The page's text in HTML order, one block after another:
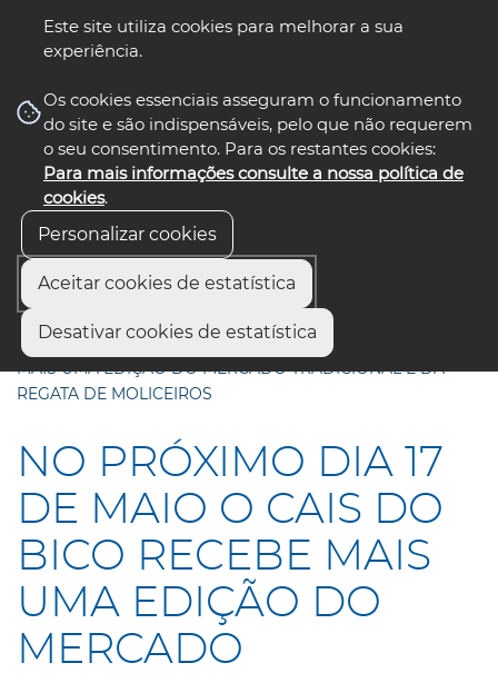
Este site utiliza cookies para melhorar a sua
experiência.
Os cookies essenciais asseguram o funcionamento
do site e são indispensáveis, pelo que não requerem
o seu consentimento. Para os restantes cookies:
Para mais informações consulte a nossa política de
cookies.
Personalizar cookies
Aceitar cookies de estatística
Desativar cookies de estatística
nos select language
Início
NO PRÓXIMO DIA 17 DE MAIO O CAIS DO BICO RECEBE
MAIS UMA EDIÇÃO DO MERCADO TRADICIONAL E DA
REGATA DE MOLICEIROS
NO PRÓXIMO DIA 17
DE MAIO O CAIS DO
BICO RECEBE MAIS
UMA EDIÇÃO DO
MERCADO